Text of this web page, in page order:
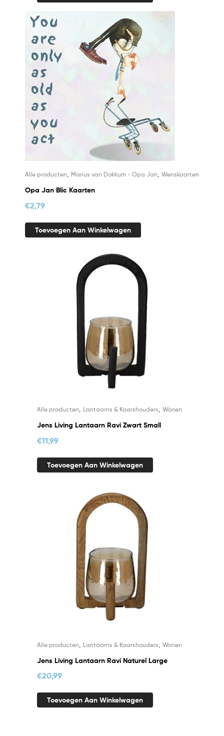
Alle producten Marius van Dokkum - Opa Jan Wenskaarten
Opa Jan Blic Kaarten
€2,79
Toevoegen Aan Winkelwagen
Alle producten, Lantaarns & Kaarshouders, Wonen
Jens Living Lantaarn Ravi Zwart Small
€11,99
Toevoegen Aan Winkelwagen
Alle producten Lantaarns & Kaarshouders Wonen
Jens Living Lantaarn Ravi Naturel Large
€20,99
Toevoegen Aan Winkelwagen